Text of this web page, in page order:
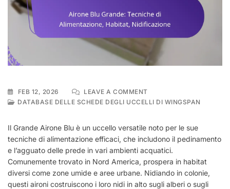
FEB 12, 2026 LEAVE A COMMENTON
AIRONE
TECNICHE
DI
ALIMENTAZIONE,
HABITAT,
NIDIFICAZIONE
DATABASE DELLE SCHEDE DEGLI UCCELLI DI WINGSPAN
Il Grande Airone Blu è un uccello versatile noto per le sue
tecniche di alimentazione efficaci, che includono il pedinamento
e l’agguato delle prede in vari ambienti acquatici.
Comunemente trovato in Nord America, prospera in habitat
diversi come zone umide e aree urbane. Nidiando in colonie,
questi aironi costruiscono i loro nidi in alto sugli alberi o sugli